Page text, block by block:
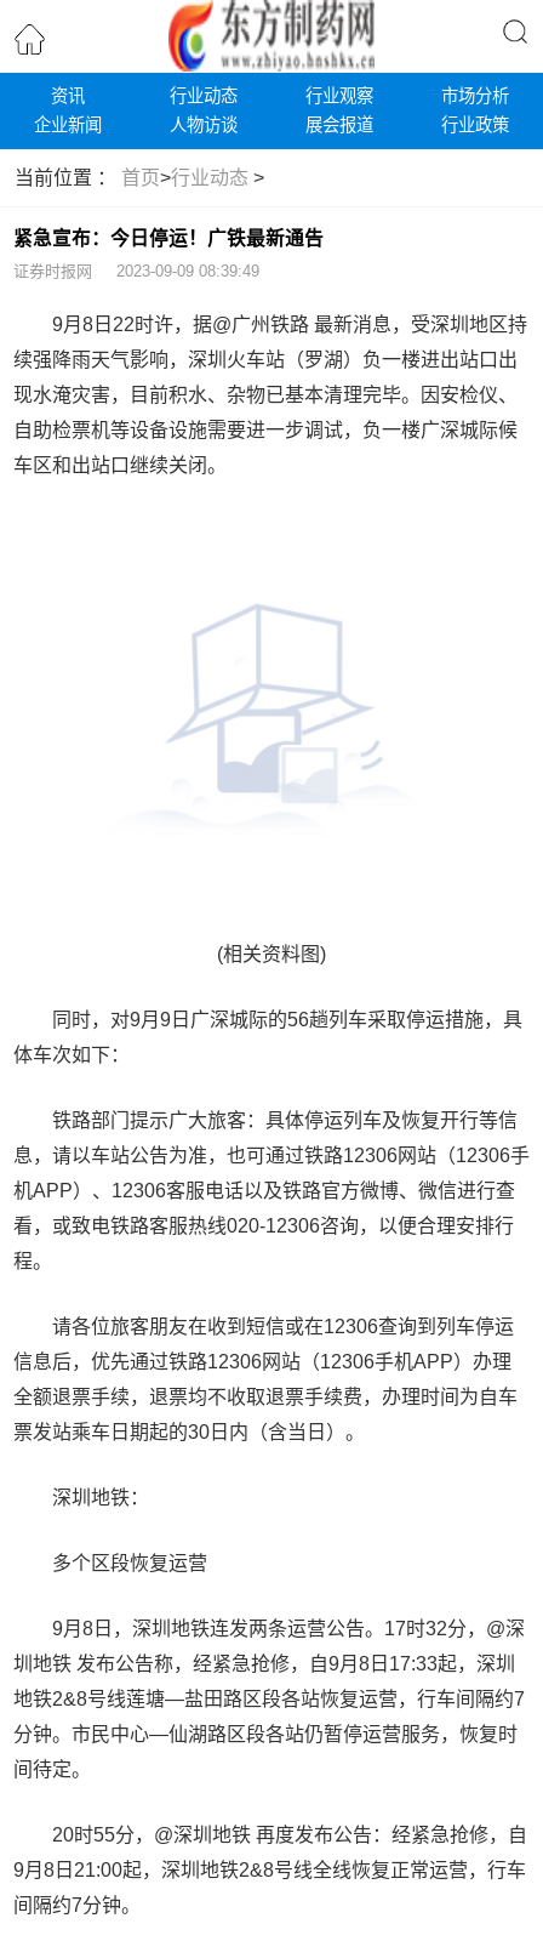
资讯 行业动态 行业观察
市场分析
企业新闻
人物访谈 展会报道 行业政策
当前位置 ： 首页>行业动态 >
紧急宣布：今日停运！广铁最新通告
证券时报网 2023-09-09 08:39:49
9月8日22时许，据@广州铁路 最新消息，受深圳地区持
续强降雨天气影响，深圳火车站（罗湖）负一楼进出站口出
现水淹灾害，目前积水、杂物已基本清理完毕。因安检仪、
自助检票机等设备设施需要进一步调试，负一楼广深城际候
车区和出站口继续关闭。
(相关资料图)
同时，对9月9日广深城际的56趟列车采取停运措施，具
体车次如下：
铁路部门提示广大旅客：具体停运列车及恢复开行等信
息，请以车站公告为准，也可通过铁路12306网站（12306手
机APP）、12306客服电话以及铁路官方微博、微信进行查
看，或致电铁路客服热线020-12306咨询，以便合理安排行
程。
请各位旅客朋友在收到短信或在12306查询到列车停运
信息后，优先通过铁路12306网站（12306手机APP）办理
全额退票手续，退票均不收取退票手续费，办理时间为自车
票发站乘车日期起的30日内（含当日）。
深圳地铁：
多个区段恢复运营
9月8日，深圳地铁连发两条运营公告。17时32分，@深
圳地铁 发布公告称，经紧急抢修，自9月8日17:33起，深圳
地铁2&8号线莲塘—盐田路区段各站恢复运营，行车间隔约7
分钟。市民中心—仙湖路区段各站仍暂停运营服务，恢复时
间待定。
20时55分，@深圳地铁 再度发布公告：经紧急抢修，自
9月8日21:00起，深圳地铁2&8号线全线恢复正常运营，行车
间隔约7分钟。